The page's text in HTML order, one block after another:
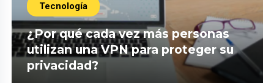
Tecnología
¿Por qué cada vez más personas
utilizan una VPN para proteger su
privacidad?